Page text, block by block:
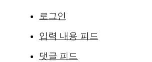
로그인
입력 내용 피드
댓글 피드